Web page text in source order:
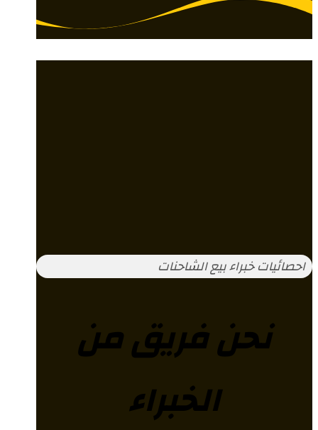
احصائيات خبراء بيع الشاحنات
نحن فريق من
الخبراء